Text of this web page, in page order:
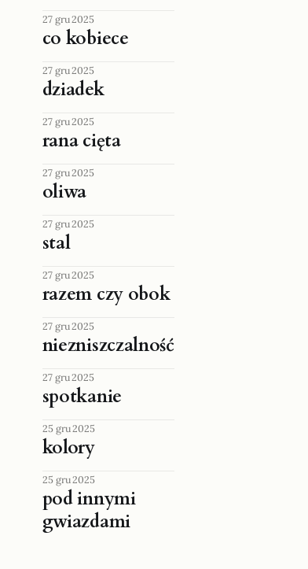
27 gru 2025
co kobiece
27 gru 2025
dziadek
27 gru 2025
rana cięta
27 gru 2025
oliwa
27 gru 2025
stal
27 gru 2025
razem czy obok
27 gru 2025
niezniszczalność
27 gru 2025
spotkanie
25 gru 2025
kolory
25 gru 2025
pod innymi
gwiazdami